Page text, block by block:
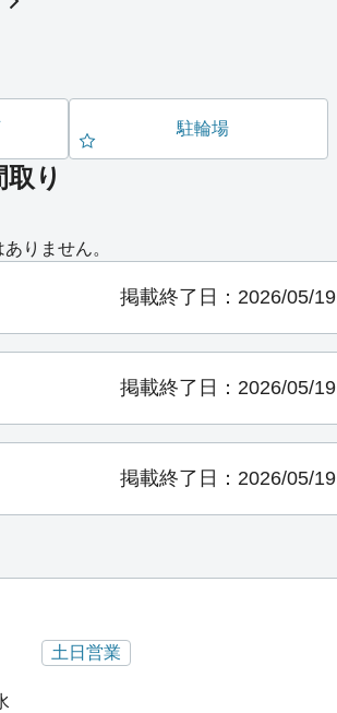
駐輪場
り
りません。
掲載終了日：2026/05/19
掲載終了日：2026/05/19
掲載終了日：2026/05/19
土日営業